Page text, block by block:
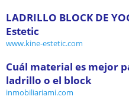
LADRILLO BLOCK DE
Estetic
www.kine-estetic.com
Cuál material es mejor
ladrillo o el block
inmobiliariami.com